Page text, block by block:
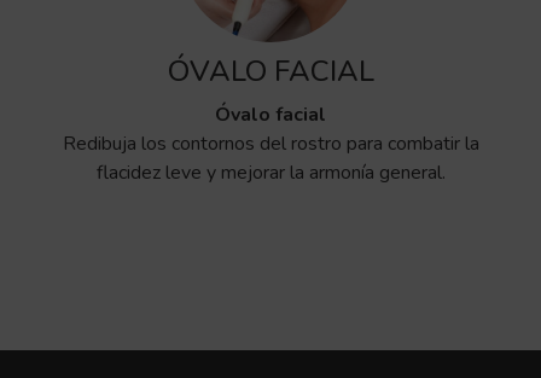
ÓVALO FACIAL
Óvalo facial
Redibuja los contornos del rostro para combatir la
flacidez leve y mejorar la armonía general.